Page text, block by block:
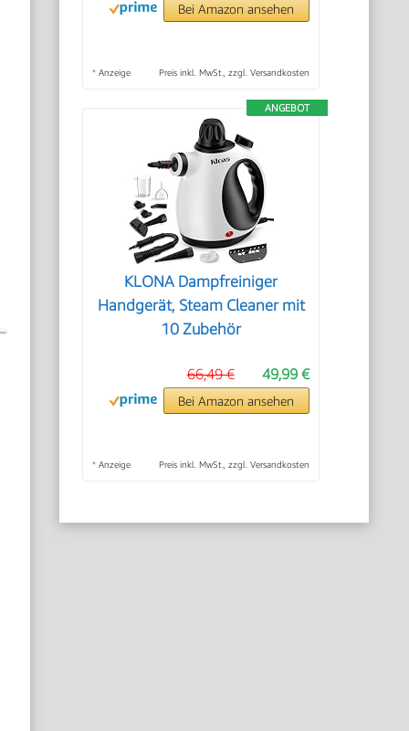
Bei Amazon ansehen
* Anzeige Preis inkl. MwSt., zzgl. Versandkosten
ANGEBOT
KLONA Dampfreiniger
Handgerät, Steam Cleaner mit
10 Zubehör
49,99 €
66,49 €
Bei Amazon ansehen
* Anzeige Preis inkl. MwSt., zzgl. Versandkosten